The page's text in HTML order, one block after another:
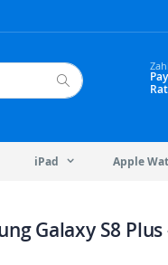
iPad Apple
Galaxy S8 Plus